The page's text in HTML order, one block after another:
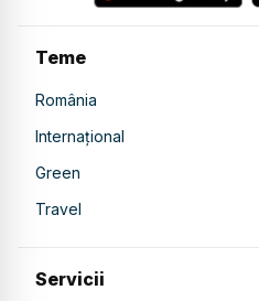
Teme
România
Internațional
Green
Travel
Servicii